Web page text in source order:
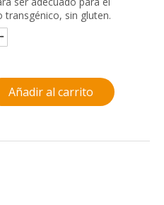
transgénico, sin gluten.
Añadir al carrito